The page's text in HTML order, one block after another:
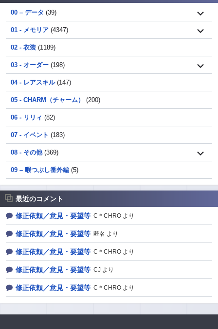
00 – データ (39)
01 - メモリア (4347)
02 - 衣装 (1189)
03 - オーダー (198)
04 - レアスキル(147)
05 - CHARM（チャーム） (200)
06 - リリィ (82)
07 - イベント (183)
08 - その他(369)
09 – 暇つぶし番外編 (5)
最近のコメント
修正依頼／意見・要望等 C＊CHRO より
修正依頼／意見・要望等 匿名 より
修正依頼／意見・要望等 C＊CHRO より
修正依頼／意見・要望等 CJ より
修正依頼／意見・要望等 C＊CHRO より